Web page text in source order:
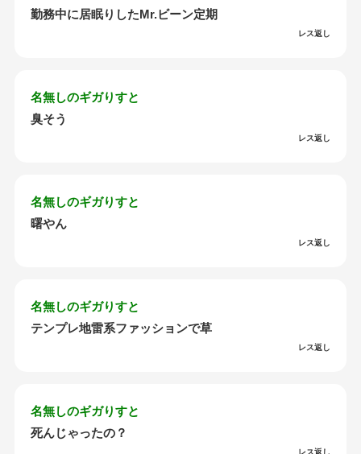
勤務中に居眠りしたMr.ビーン定期
レス返し
名無しのギガりすと
臭そう
レス返し
名無しのギガりすと
曙やん
レス返し
名無しのギガりすと
テンプレ地雷系ファッションで草
レス返し
名無しのギガりすと
死んじゃったの？
レス返し